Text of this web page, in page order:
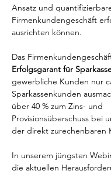
Ansatz und
Firmenkundengeschäft
ausrichten können.
Das
Erfolgsgarant für
gewerbliche Kunden nur
Sparkassenkunden
über 40 % zum Zins- und
Provisionsüberschuss bei
der direkt zurechenbaren
In unserem jüngsten
die aktuellen